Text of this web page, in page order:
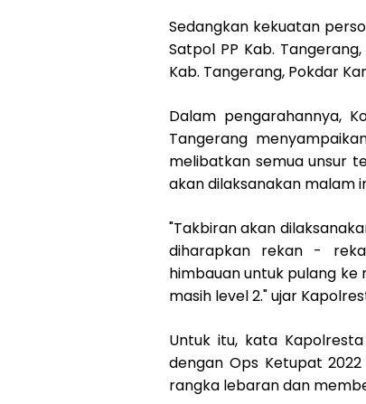
Sedangkan kekuatan
Satpol PP Kab.
Kab. Tangerang, Pokdar
Dalam pengarahannya,
Tangerang
melibatkan semua unsur
akan dilaksanakan malam
"Takbiran akan
diharapkan rekan -
himbauan untuk pulang ke
masih level 2." ujar
Untuk itu, kata
dengan Ops Ketupat
rangka lebaran dan